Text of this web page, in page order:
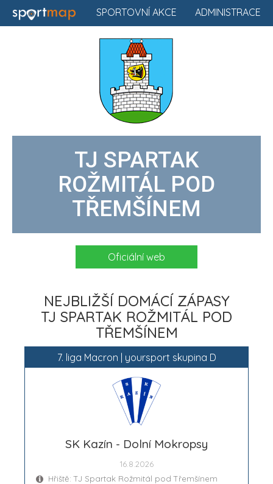
ADMINISTRACE
SPORTOVNÍ AKCE
TJ SPARTAK
ROŽMITÁL POD
TŘEMŠÍNEM
Oficiální web
NEJBLIŽŠÍ DOMÁCÍ ZÁPASY
TJ SPARTAK ROŽMITÁL POD
TŘEMŠÍNEM
7. liga Macron | yoursport skupina D
SK Kazín - Dolní Mokropsy
16.8.2026
Hřiště: TJ Spartak Rožmitál pod Třemšínem